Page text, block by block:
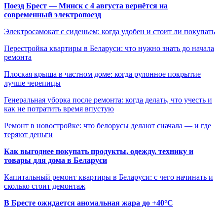
Поезд Брест — Минск с 4 августа вернётся на
современный электропоезд
Электросамокат с сиденьем: когда удобен и стоит ли покупать
Перестройка квартиры в Беларуси: что нужно знать до начала
ремонта
Плоская крыша в частном доме: когда рулонное покрытие
лучше черепицы
Генеральная уборка после ремонта: когда делать, что учесть и
как не потратить время впустую
Ремонт в новостройке: что белорусы делают сначала — и где
теряют деньги
Как выгоднее покупать продукты, одежду, технику и
товары для дома в Беларуси
Капитальный ремонт квартиры в Беларуси: с чего начинать и
сколько стоит демонтаж
В Бресте ожидается аномальная жара до +40°C